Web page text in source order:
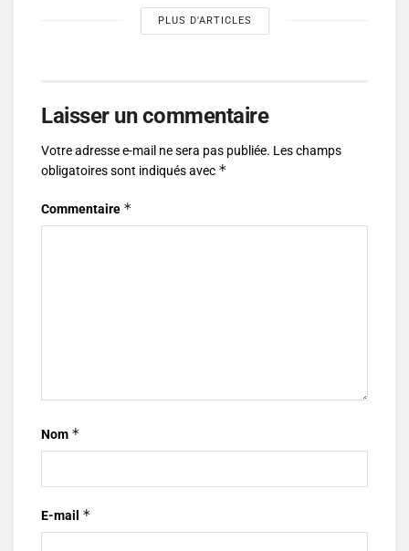
PLUS D'ARTICLES
Laisser un commentaire
Votre adresse e-mail ne sera pas publiée. Les champs
obligatoires sont indiqués avec *
Commentaire *
Nom *
E-mail *